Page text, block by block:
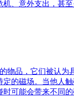
、意外支出，甚
物品，它们被认
的磁场。当他人
可能会带来不同